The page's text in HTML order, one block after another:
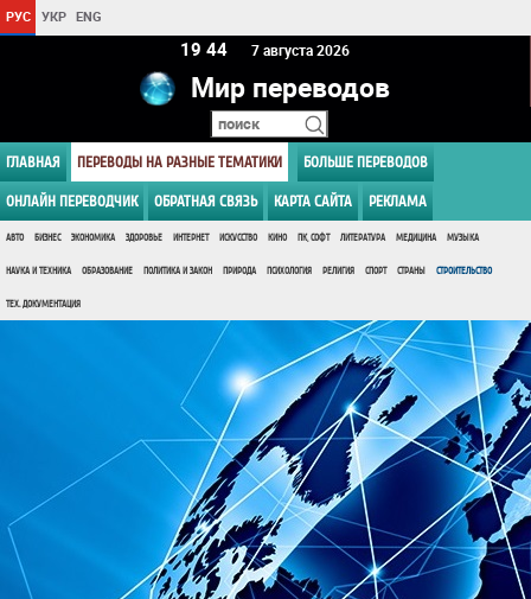
РУС УКР ENG
19:44 7 августа 2026
Мир переводов
ГЛАВНАЯ ПЕРЕВОДЫ НА РАЗНЫЕ ТЕМАТИКИ БОЛЬШЕ ПЕРЕВОДОВ
ОНЛАЙН ПЕРЕВОДЧИК ОБРАТНАЯ СВЯЗЬ КАРТА САЙТА РЕКЛАМА
АВТО БИЗНЕС ЭКОНОМИКА ЗДОРОВЬЕ ИНТЕРНЕТ ИСКУССТВО КИНО ПК, СОФТ ЛИТЕРАТУРА МЕДИЦИНА МУЗЫКА
НАУКА И ТЕХНИКА ОБРАЗОВАНИЕ ПОЛИТИКА И ЗАКОН ПРИРОДА ПСИХОЛОГИЯ РЕЛИГИЯ СПОРТ СТРАНЫ СТРОИТЕЛЬСТВО
ТЕХ. ДОКУМЕНТАЦИЯ